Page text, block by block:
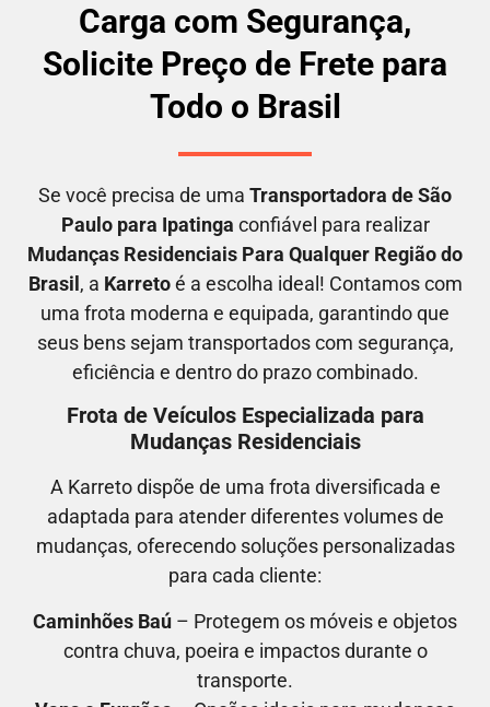
Carga com Segurança,
Solicite Preço de Frete para
Todo o Brasil
Se você precisa de uma Transportadora de São
Paulo para Ipatinga confiável para realizar
Mudanças Residenciais Para Qualquer Região do
Brasil , a Karretoé a escolha ideal! Contamos com
uma frota moderna e equipada, garantindo que
seus bens sejam transportados com segurança,
eficiência e dentro do prazo combinado.
Frota de Veículos Especializada para
Mudanças Residenciais
A Karreto dispõe de uma frota diversificada e
adaptada para atender diferentes volumes de
mudanças, oferecendo soluções personalizadas
para cada cliente:
Caminhões Baú – Protegem os móveis e objetos
contra chuva, poeira e impactos durante o
transporte.